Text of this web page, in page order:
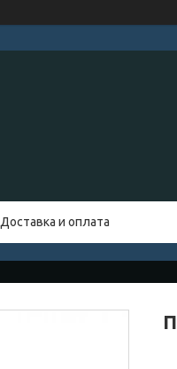
Доставка и оплата